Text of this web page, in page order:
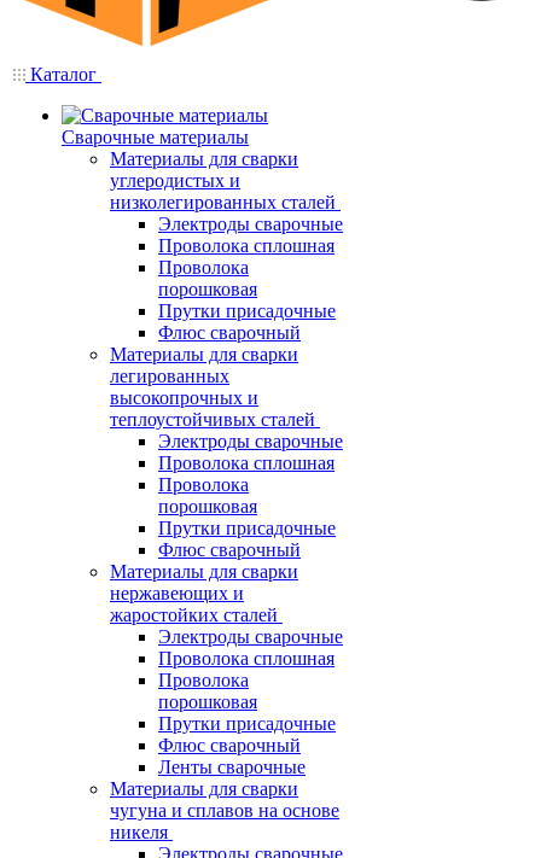
Каталог
Сварочные материалы
Материалы для сварки
углеродистых и
низколегированных сталей
Электроды сварочные
Проволока сплошная
Проволока
порошковая
Прутки присадочные
Флюс сварочный
Материалы для сварки
легированных
высокопрочных и
теплоустойчивых сталей
Электроды сварочные
Проволока сплошная
Проволока
порошковая
Прутки присадочные
Флюс сварочный
Материалы для сварки
нержавеющих и
жаростойких сталей
Электроды сварочные
Проволока сплошная
Проволока
порошковая
Прутки присадочные
Флюс сварочный
Ленты сварочные
Материалы для сварки
чугуна и сплавов на основе
никеля
Электроды сварочные